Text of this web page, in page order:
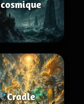
cosmique
Cradle